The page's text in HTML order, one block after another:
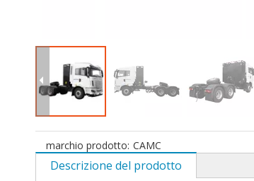
marchio prodotto: CAMC
Descrizione del prodotto